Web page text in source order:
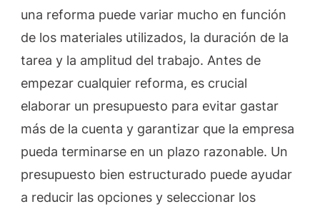
una reforma puede variar mucho en función
de los materiales utilizados, la duración de la
tarea y la amplitud del trabajo. Antes de
empezar cualquier reforma, es crucial
elaborar un presupuesto para evitar gastar
más de la cuenta y garantizar que la empresa
pueda terminarse en un plazo razonable. Un
presupuesto bien estructurado puede ayudar
a reducir las opciones y seleccionar los